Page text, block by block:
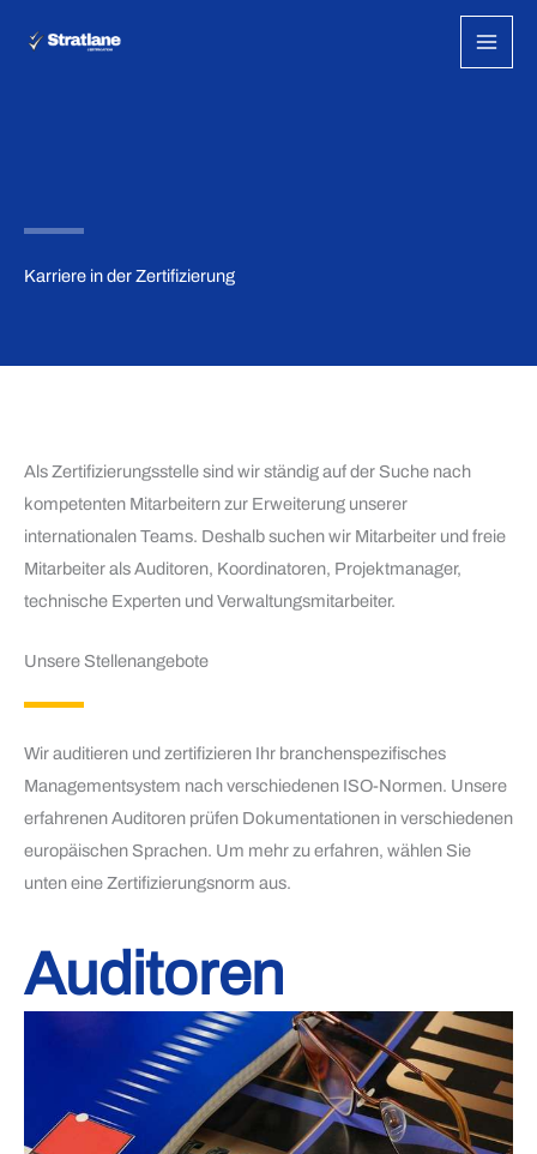
Inhalt
Karriere in der Zertifizierung
Als Zertifizierungsstelle sind wir ständig auf der Suche nach
kompetenten Mitarbeitern zur Erweiterung unserer
internationalen Teams. Deshalb suchen wir Mitarbeiter und freie
Mitarbeiter als Auditoren, Koordinatoren, Projektmanager,
technische Experten und Verwaltungsmitarbeiter.
Unsere Stellenangebote
Wir auditieren und zertifizieren Ihr branchenspezifisches
Managementsystem nach verschiedenen ISO-Normen. Unsere
erfahrenen Auditoren prüfen Dokumentationen in verschiedenen
europäischen Sprachen. Um mehr zu erfahren, wählen Sie
unten eine Zertifizierungsnorm aus.
Auditoren